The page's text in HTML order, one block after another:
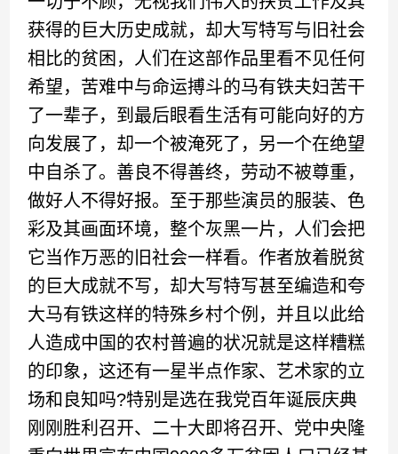
获得的巨大历史成就，却大写特写与旧社会
相比的贫困，人们在这部作品里看不见任何
希望，苦难中与命运搏斗的马有铁夫妇苦干
了一辈子，到最后眼看生活有可能向好的方
向发展了，却一个被淹死了，另一个在绝望
中自杀了。善良不得善终，劳动不被尊重，
做好人不得好报。至于那些演员的服装、色
彩及其画面环境，整个灰黑一片，人们会把
它当作万恶的旧社会一样看。作者放着脱贫
的巨大成就不写，却大写特写甚至编造和夸
大马有铁这样的特殊乡村个例，并且以此给
人造成中国的农村普遍的状况就是这样糟糕
的印象，这还有一星半点作家、艺术家的立
场和良知吗?特别是选在我党百年诞辰庆典
刚刚胜利召开、二十大即将召开、党中央隆